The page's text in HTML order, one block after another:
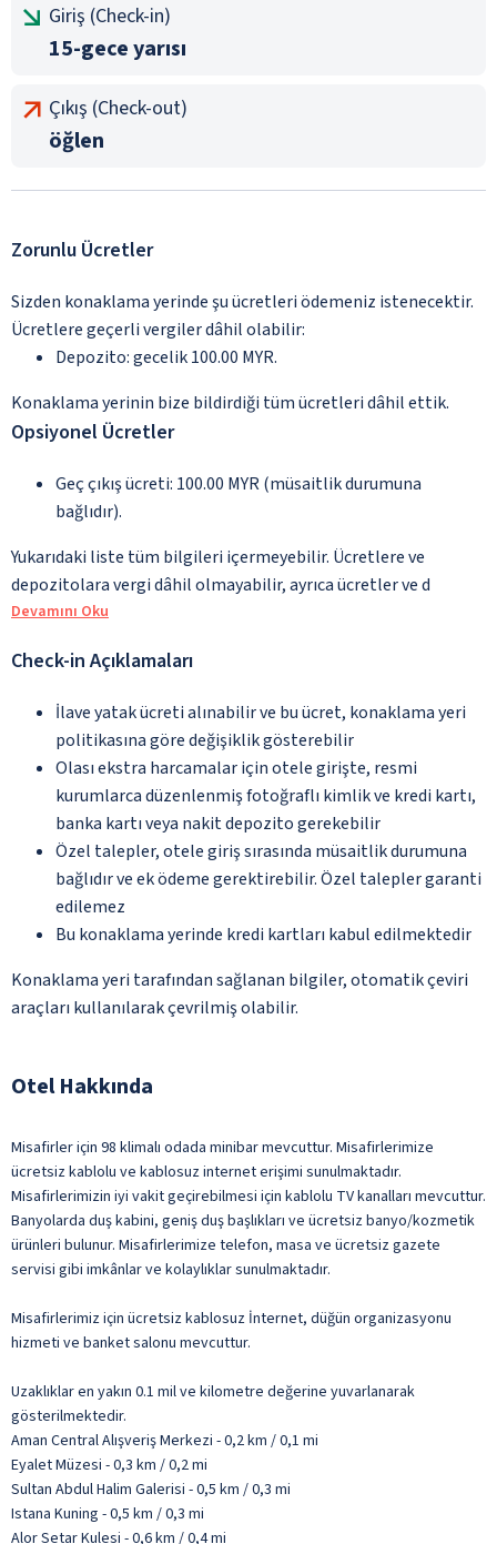
Giriş (Check-in)
15-gece yarısı
Çıkış (Check-out)
öğlen
Zorunlu Ücretler
Sizden konaklama yerinde şu ücretleri ödemeniz istenecektir.
Ücretlere geçerli vergiler dâhil olabilir:
Depozito: gecelik 100.00 MYR.
Konaklama yerinin bize bildirdiği tüm ücretleri dâhil ettik.
Opsiyonel Ücretler
Geç çıkış ücreti: 100.00 MYR (müsaitlik durumuna
bağlıdır).
Yukarıdaki liste tüm bilgileri içermeyebilir. Ücretlere ve
depozitolara vergi dâhil olmayabilir, ayrıca ücretler ve d
Devamını Oku
Check-in Açıklamaları
İlave yatak ücreti alınabilir ve bu ücret, konaklama yeri
politikasına göre değişiklik gösterebilir
Olası ekstra harcamalar için otele girişte, resmi
kurumlarca düzenlenmiş fotoğraflı kimlik ve kredi kartı,
banka kartı veya nakit depozito gerekebilir
Özel talepler, otele giriş sırasında müsaitlik durumuna
bağlıdır ve ek ödeme gerektirebilir. Özel talepler garanti
edilemez
Bu konaklama yerinde kredi kartları kabul edilmektedir
Konaklama yeri tarafından sağlanan bilgiler, otomatik çeviri
araçları kullanılarak çevrilmiş olabilir.
Otel Hakkında
Misafirler için 98 klimalı odada minibar mevcuttur. Misafirlerimize
ücretsiz kablolu ve kablosuz internet erişimi sunulmaktadır.
Misafirlerimizin iyi vakit geçirebilmesi için kablolu TV kanalları mevcuttur.
Banyolarda duş kabini, geniş duş başlıkları ve ücretsiz banyo/kozmetik
ürünleri bulunur. Misafirlerimize telefon, masa ve ücretsiz gazete
servisi gibi imkânlar ve kolaylıklar sunulmaktadır.
Misafirlerimiz için ücretsiz kablosuz İnternet, düğün organizasyonu
hizmeti ve banket salonu mevcuttur.
Uzaklıklar en yakın 0.1 mil ve kilometre değerine yuvarlanarak
gösterilmektedir.
Aman Central Alışveriş Merkezi - 0,2 km / 0,1 mi
Eyalet Müzesi - 0,3 km / 0,2 mi
Sultan Abdul Halim Galerisi - 0,5 km / 0,3 mi
Istana Kuning - 0,5 km / 0,3 mi
Alor Setar Kulesi - 0,6 km / 0,4 mi